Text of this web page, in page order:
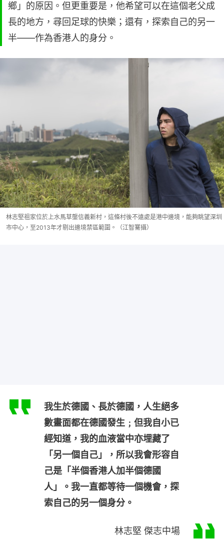
鄉」的原因。但更重要是，他希望可以在這個老父成
長的地方，尋回足球的快樂；還有，探索自己的另一
半——作為香港人的身分。
林志堅祖家位於上水馬草壟信義新村，這條村後不遠處是港中邊境，能夠眺望深圳
市中心，至2013年才剔出邊境禁區範圍。（江智騫攝）
我生於德國、長於德國，人生絕多
數畫面都在德國發生﹔但我自小已
經知道，我的血液當中亦埋藏了
「另一個自己」，所以我會形容自
己是「半個香港人加半個德國
人」。我一直都等待一個機會，探
索自己的另一個身分。
林志堅 傑志中場